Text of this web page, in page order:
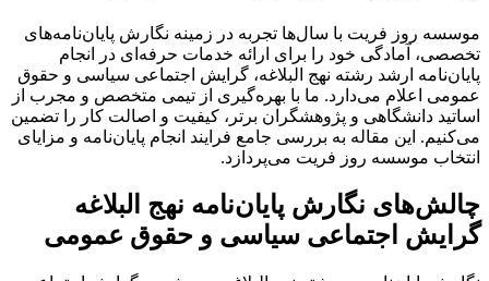
موسسه روز فریت با سال‌ها تجربه در زمینه نگارش پایان‌نامه‌های
تخصصی، آمادگی خود را برای ارائه خدمات حرفه‌ای در انجام
پایان‌نامه ارشد رشته نهج البلاغه، گرایش اجتماعی سیاسی و حقوق
عمومی اعلام می‌دارد. ما با بهره‌گیری از تیمی متخصص و مجرب از
اساتید دانشگاهی و پژوهشگران برتر، کیفیت و اصالت کار را تضمین
می‌کنیم. این مقاله به بررسی جامع فرایند انجام پایان‌نامه و مزایای
انتخاب موسسه روز فریت می‌پردازد.
چالش‌های نگارش پایان‌نامه نهج البلاغه
گرایش اجتماعی سیاسی و حقوق عمومی